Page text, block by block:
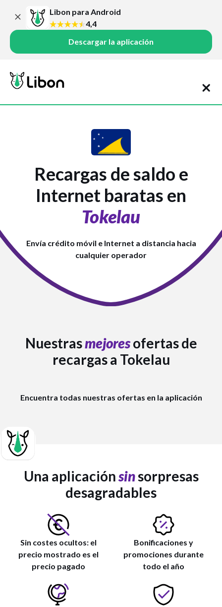
Libon para Android
4,4
Descargar la aplicación
Recargas de saldo e
Internet baratas en
Tokelau
Envía crédito móvil e Internet a distancia hacia
cualquier operador
Nuestrasmejoresofertas de
recargas a Tokelau
Encuentra todas nuestras ofertas en la aplicación
Una aplicaciónsinsorpresas
desagradables
Sin costes ocultos: el
precio mostrado es el
precio pagado
Bonificaciones y
promociones durante
todo el año